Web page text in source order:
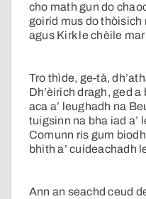
cho math gun do
goirid mus do thòisich
agus Kirk le chèile
Tro thìde, ge-tà,
Dh’èirich dragh, ged
aca a’ leughadh na
tuigsinn na bha iad a’
Comunn ris gum
bhith a’ cuideachadh
Ann an seachd ceud